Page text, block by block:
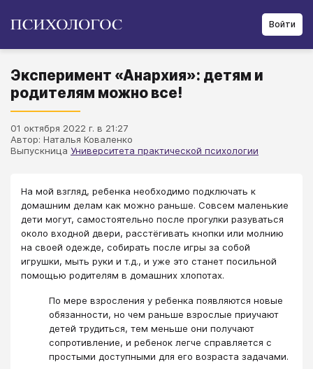
Войти
Эксперимент «Анархия»: детям и
родителям можно все!
01 октября 2022 г. в 21:27
Автор: Наталья Коваленко
Выпускница Университета практической психологии
На мой взгляд, ребенка необходимо подключать к
домашним делам как можно раньше. Совсем маленькие
дети могут, самостоятельно после прогулки разуваться
около входной двери, расстёгивать кнопки или молнию
на своей одежде, собирать после игры за собой
игрушки, мыть руки и т.д., и уже это станет посильной
помощью родителям в домашних хлопотах.
По мере взросления у ребенка появляются новые
обязанности, но чем раньше взрослые приучают
детей трудиться, тем меньше они получают
сопротивление, и ребенок легче справляется с
простыми доступными для его возраста задачами.